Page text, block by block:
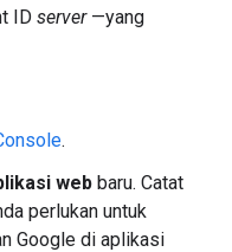
ID server—yang
.
web baru. Catat
perlukan untuk
Google di aplikasi